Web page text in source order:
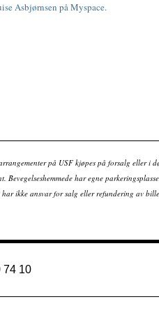
Asbjørnsen på Myspace.
på USF kjøpes på forsalg eller i
Bevegelseshemmede har egne
har ikke ansvar for salg eller refundering av
74 10